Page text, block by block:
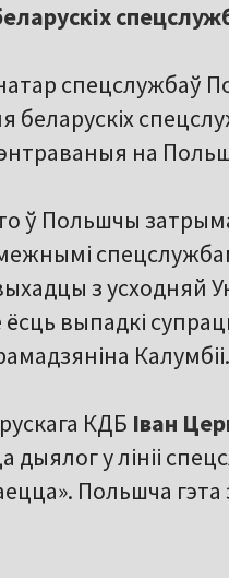
спецслужбаў
беларускіх
на
ў Польшчы
з усходняй
выпадкі
Калумбіі.
КДБ Іван
у лініі
Польшча